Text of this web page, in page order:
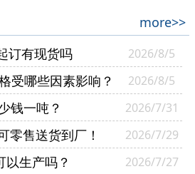
more>>
订有现货吗
2026/8/5
受哪些因素影响？ 2026/8/5
钱一吨？ 2026/7/31
零售送货到厂！ 2026/7/29
以生产吗？ 2026/7/27